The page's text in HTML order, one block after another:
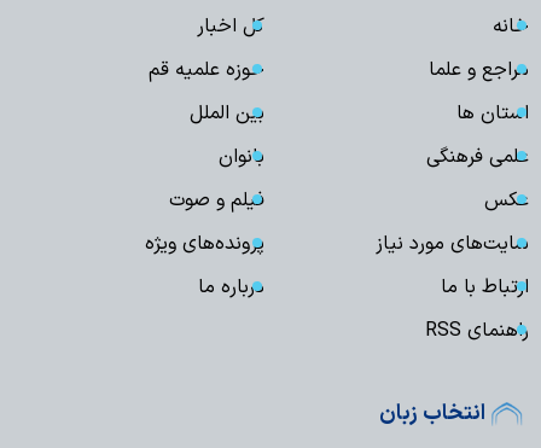
خانه
کل اخبار
مراجع و علما
حوزه علمیه قم
استان ها
بین الملل
علمی فرهنگی
بانوان
عکس
فیلم و صوت
سایت‌های مورد نیاز
پرونده‌های ویژه
ارتباط با ما
درباره ما
راهنمای RSS
انتخاب زبان